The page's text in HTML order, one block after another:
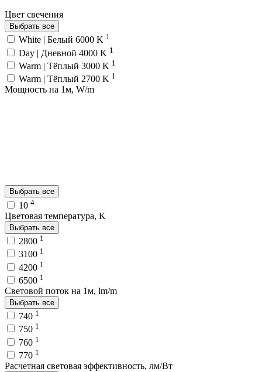
Цвет свечения
Выбрать все
White | Белый 6000 K 1
Day | Дневной 4000 K 1
Warm | Тёплый 3000 K 1
Warm | Тёплый 2700 K 1
Мощность на 1м, W/m
Выбрать все
10 4
Цветовая температура, K
Выбрать все
2800 1
3100 1
4200 1
6500 1
Световой поток на 1м, lm/m
Выбрать все
740 1
750 1
760 1
770 1
Расчетная световая эффективность, лм/Вт